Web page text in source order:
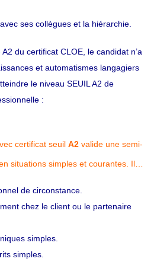
ses collègues et la hiérarchie.
du certificat CLOE, le candidat n’a
et automatismes langagiers
le niveau SEUIL A2 de
:
certificat seuil A2 valide une semi-
situations simples et courantes. Il…
de circonstance.
chez le client ou le partenaire
simples.
simples.